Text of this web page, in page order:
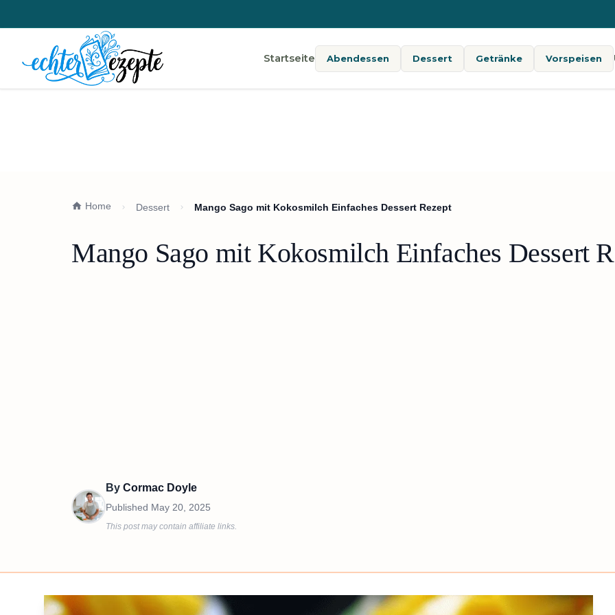
Startseite Abendessen Dessert Getränke Vorspeisen
Home Dessert Mango Sago mit Kokosmilch Einfaches Dessert Rezept
Mango Sago mit Kokosmilch Einfaches Dessert
By Cormac Doyle
Published May 20, 2025
This post may contain affiliate links.